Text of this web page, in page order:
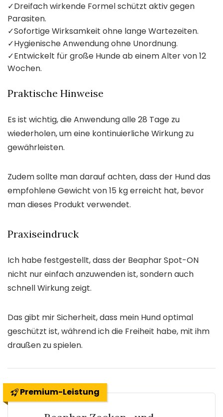
✓Dreifach wirkende Formel schützt aktiv gegen
Parasiten.
✓Sofortige Wirksamkeit ohne lange Wartezeiten.
✓Hygienische Anwendung ohne Unordnung.
✓Entwickelt für große Hunde ab einem Alter von 12
Wochen.
Praktische Hinweise
Es ist wichtig, die Anwendung alle 28 Tage zu
wiederholen, um eine kontinuierliche Wirkung zu
gewährleisten.
Zudem sollte man darauf achten, dass der Hund das
empfohlene Gewicht von 15 kg erreicht hat, bevor
man dieses Produkt verwendet.
Praxiseindruck
Ich habe festgestellt, dass der Beaphar Spot-ON
nicht nur einfach anzuwenden ist, sondern auch
schnell Wirkung zeigt.
Das gibt mir Sicherheit, dass mein Hund optimal
geschützt ist, während ich die Freiheit habe, mit ihm
draußen zu spielen.
Premium-Leistung